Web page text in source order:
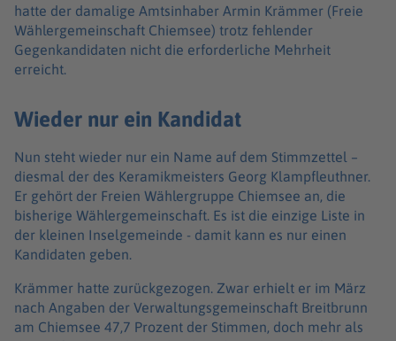
hatte der damalige Amtsinhaber Armin Krämmer (Freie
Wählergemeinschaft Chiemsee) trotz fehlender
Gegenkandidaten nicht die erforderliche Mehrheit
erreicht.
Wieder nur ein Kandidat
Nun steht wieder nur ein Name auf dem Stimmzettel –
diesmal der des Keramikmeisters Georg Klampfleuthner.
Er gehört der Freien Wählergruppe Chiemsee an, die
bisherige Wählergemeinschaft. Es ist die einzige Liste in
der kleinen Inselgemeinde - damit kann es nur einen
Kandidaten geben.
Krämmer hatte zurückgezogen. Zwar erhielt er im März
nach Angaben der Verwaltungsgemeinschaft Breitbrunn
am Chiemsee 47,7 Prozent der Stimmen, doch mehr als